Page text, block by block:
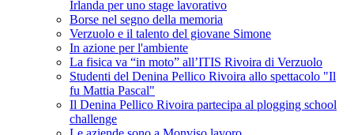
Irlanda per uno stage lavorativo
Borse nel segno della memoria
Verzuolo e il talento del giovane Simone
In azione per l'ambiente
La fisica va “in moto” all’ITIS Rivoira di Verzuolo
Studenti del Denina Pellico Rivoira allo spettacolo "Il
fu Mattia Pascal"
Il Denina Pellico Rivoira partecipa al plogging school
challenge